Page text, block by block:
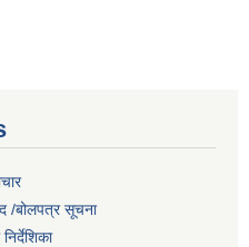
/बोलपत्र सूचना